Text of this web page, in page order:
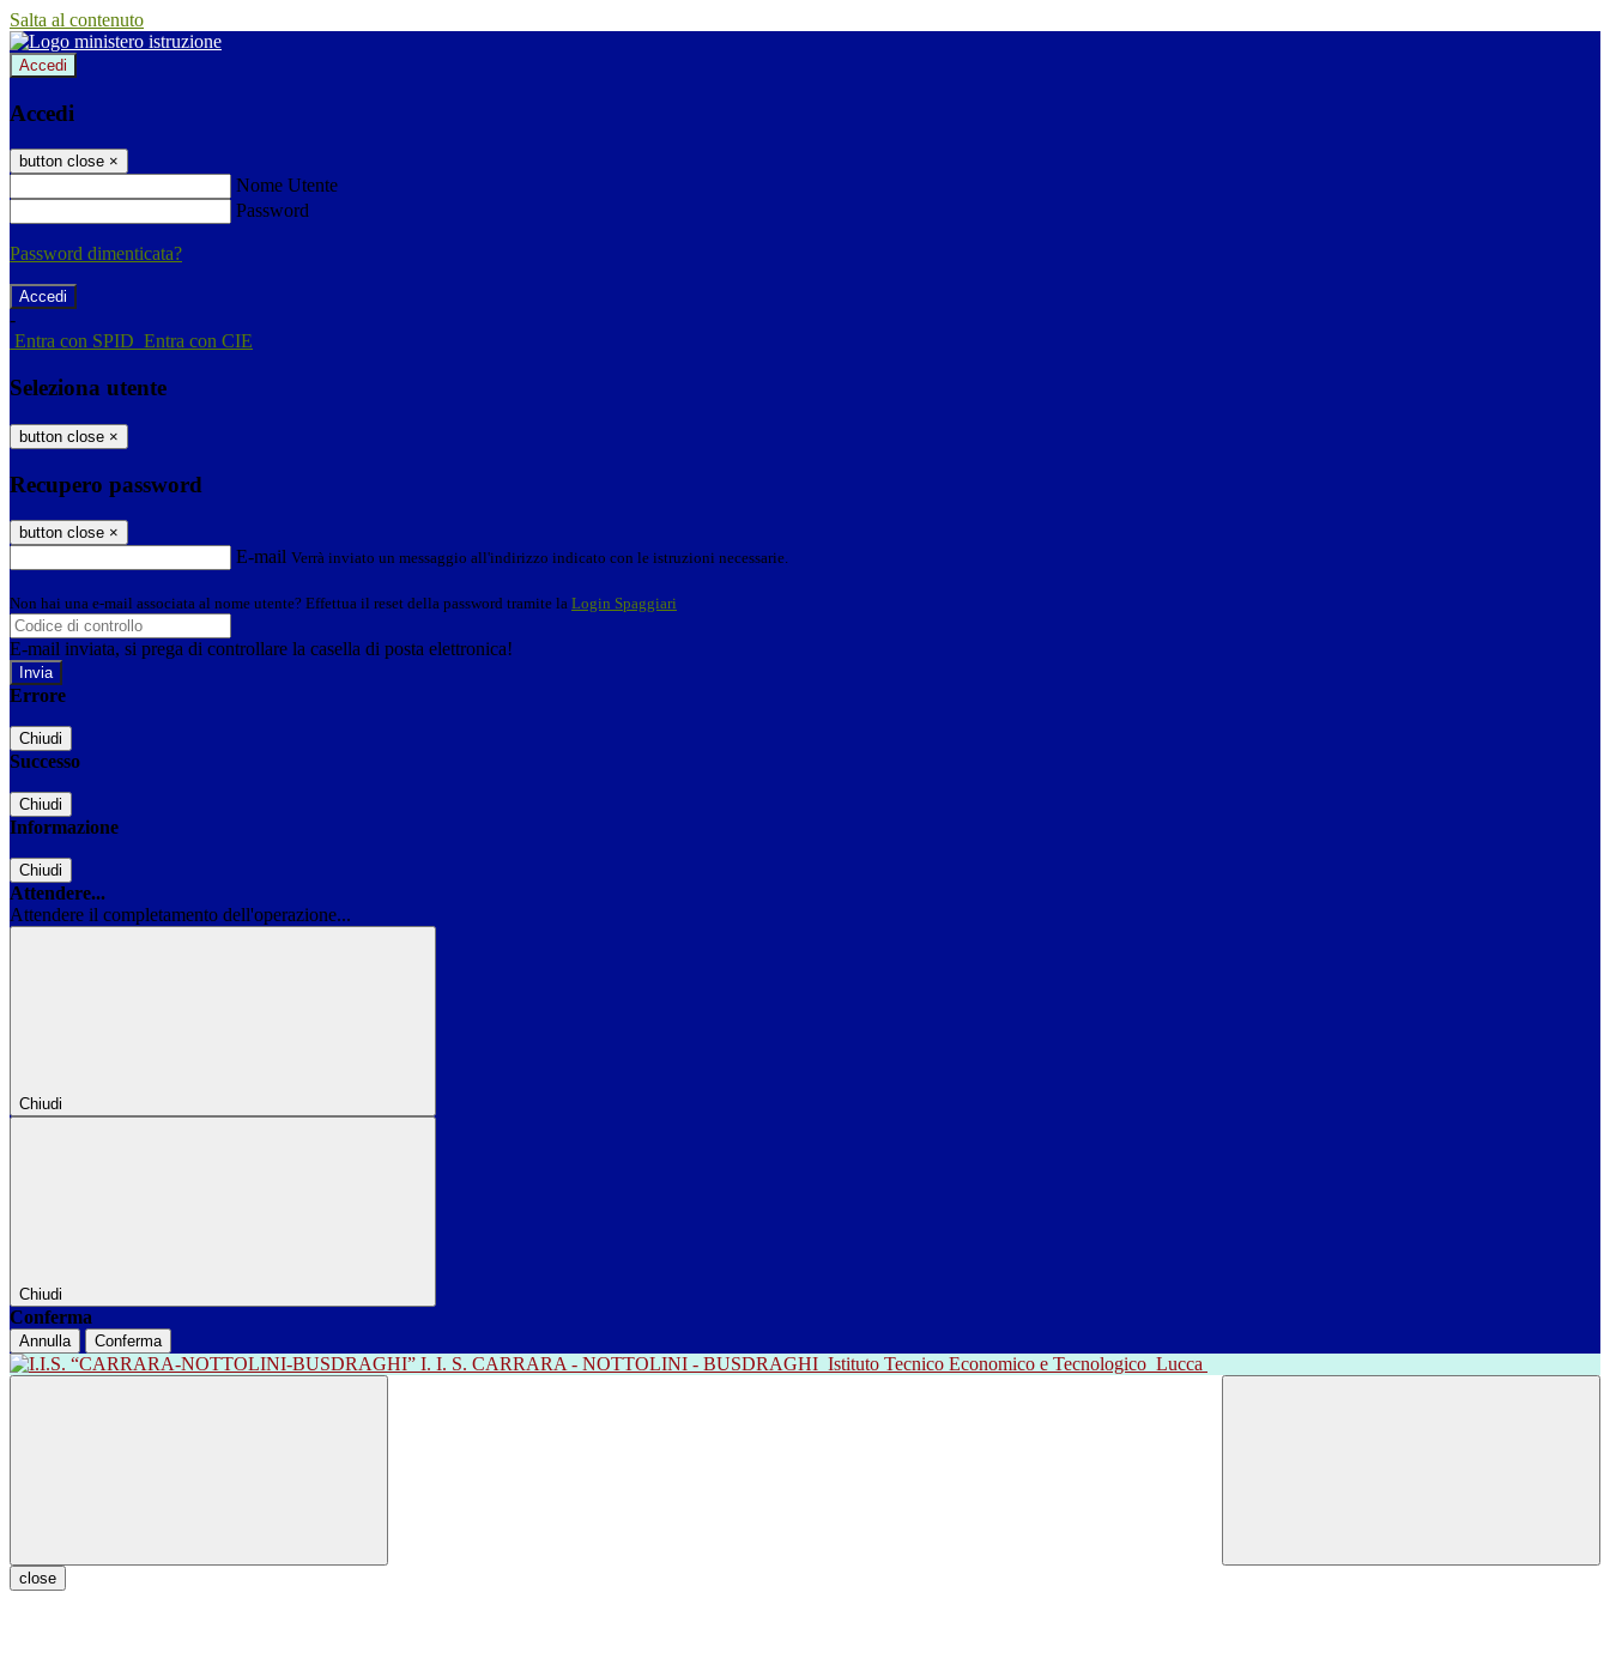
Salta al contenuto
Accedi
Accedi
button close ×
Nome Utente
Password
Password dimenticata?
-
Entra con SPID Entra con CIE
Seleziona utente
button close ×
Recupero password
button close ×
E-mail Verrà inviato un messaggio all'indirizzo indicato con le istruzioni necessarie.
Non hai una e-mail associata al nome utente? Effettua il reset della password tramite la Login Spaggiari
E-mail inviata, si prega di controllare la casella di posta elettronica!
Errore
Chiudi
Successo
Chiudi
Informazione
Chiudi
Attendere...
Attendere il completamento dell'operazione...
Chiudi
Chiudi
Conferma
Annulla Conferma
I. I. S. CARRARA - NOTTOLINI - BUSDRAGHI Istituto Tecnico Economico e Tecnologico Lucca
close